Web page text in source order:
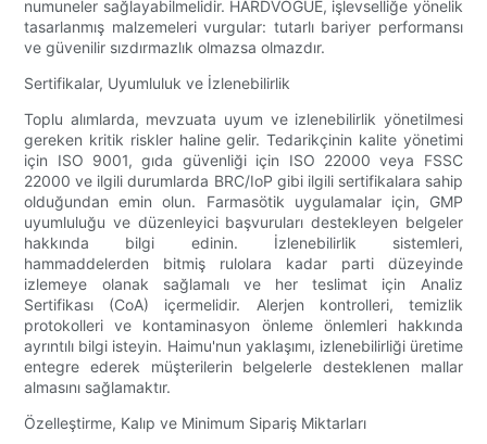
numuneler sağlayabilmelidir. HARDVOGUE, işlevselliğe yönelik
tasarlanmış malzemeleri vurgular: tutarlı bariyer performansı
ve güvenilir sızdırmazlık olmazsa olmazdır.
Sertifikalar, Uyumluluk ve İzlenebilirlik
Toplu alımlarda, mevzuata uyum ve izlenebilirlik yönetilmesi
gereken kritik riskler haline gelir. Tedarikçinin kalite yönetimi
için ISO 9001, gıda güvenliği için ISO 22000 veya FSSC
22000 ve ilgili durumlarda BRC/IoP gibi ilgili sertifikalara sahip
olduğundan emin olun. Farmasötik uygulamalar için, GMP
uyumluluğu ve düzenleyici başvuruları destekleyen belgeler
hakkında bilgi edinin. İzlenebilirlik sistemleri,
hammaddelerden bitmiş rulolara kadar parti düzeyinde
izlemeye olanak sağlamalı ve her teslimat için Analiz
Sertifikası (CoA) içermelidir. Alerjen kontrolleri, temizlik
protokolleri ve kontaminasyon önleme önlemleri hakkında
ayrıntılı bilgi isteyin. Haimu'nun yaklaşımı, izlenebilirliği üretime
entegre ederek müşterilerin belgelerle desteklenen mallar
almasını sağlamaktır.
Özelleştirme, Kalıp ve Minimum Sipariş Miktarları